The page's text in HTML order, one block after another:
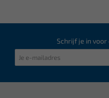
Schrijf je in voor